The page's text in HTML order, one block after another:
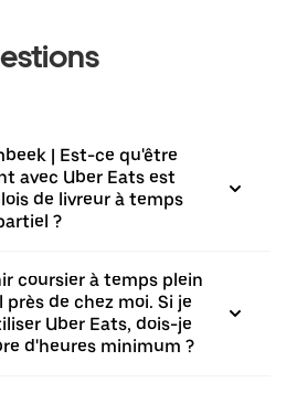
| Est-ce qu'être
avec Uber Eats est
de livreur à temps
?
coursier à temps plein
de chez moi. Si je
Uber Eats, dois-je
d'heures minimum ?